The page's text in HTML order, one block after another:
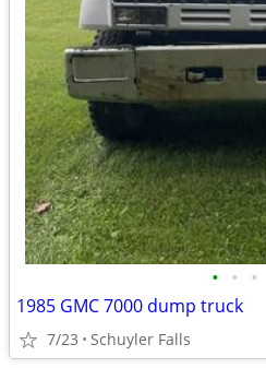
• • •
1985 GMC 7000 dump truck
7/23 Schuyler Falls